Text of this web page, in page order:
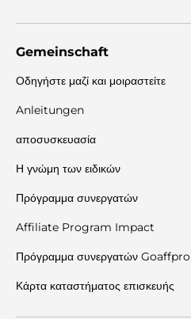
Gemeinschaft
Οδηγήστε μαζί και μοιραστείτε
Anleitungen
αποσυσκευασία
Η γνώμη των ειδικών
Πρόγραμμα συνεργατών
Affiliate Program Impact
Πρόγραμμα συνεργατών Goaffpro
Κάρτα καταστήματος επισκευής